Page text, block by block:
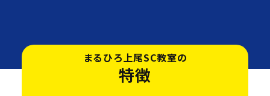
まるひろ上尾SC教室の
特徴